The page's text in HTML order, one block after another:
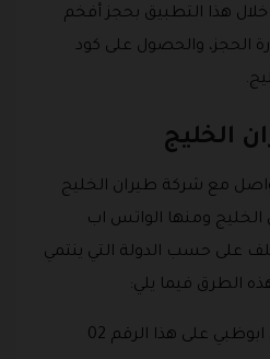
هذا التطبيق بحجز أفخم
الحجز، والحصول على كود
الخليج
مع شركة طيران الخليج
ومنها الواتس اب
على حسب الدولة التي ينتمي
الطرق فيما يلي:
يمكن التواصل من داخل ابوظبي على هذا الرقم 02